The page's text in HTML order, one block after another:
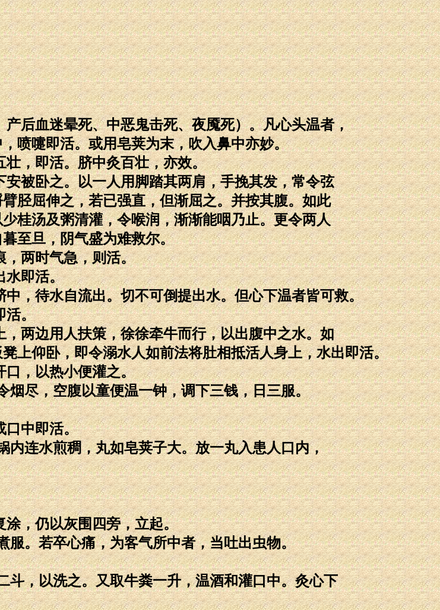
后血迷晕死、中恶鬼击死、夜魇死）。凡心头温者，
喷嚏即活。或用皂荚为末，吹入鼻中亦妙。
，即活。脐中灸百壮，亦效。
被卧之。以一人用脚踏其两肩，手挽其发，常令弦
胫屈伸之，若已强直，但渐屈之。并按其腹。如此
桂汤及粥清灌，令喉润，渐渐能咽乃止。更令两人
至旦，阴气盛为难救尔。
，两时气急，则活。
水即活。
，待水自流出。切不可倒提出水。但心下温者皆可救。
活。
两边用人扶策，徐徐牵牛而行，以出腹中之水。如
上仰卧，即令溺水人如前法将肚相抵活人身上，水出即活。
口，以热小便灌之。
烟尽，空腹以童便温一钟，调下三钱，日三服。
口中即活。
内连水煎稠，丸如皂荚子大。放一丸入患人口内，
，仍以灰围四旁，立起。
服。若卒心痛，为客气所中者，当吐出虫物。
，以洗之。又取牛粪一升，温酒和灌口中。灸心下